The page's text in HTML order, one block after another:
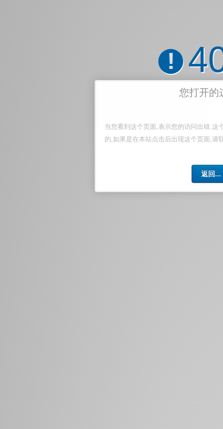
!
您打开的
当您看到这个页面,表示您的访问出错,这
的,如果是在本站点击后出现这个页面,请
返回...